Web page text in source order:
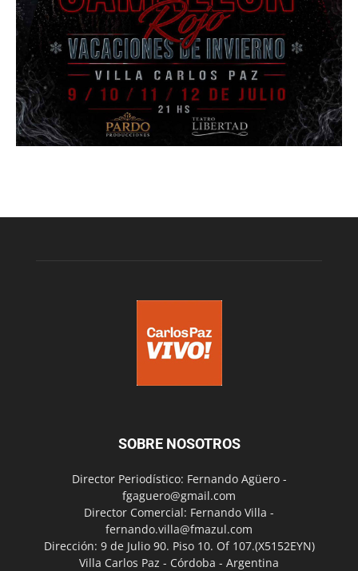
SOBRE NOSOTROS
Director Periodístico: Fernando Agüero -
fgaguero@gmail.com
Director Comercial: Fernando Villa -
fernando.villa@fmazul.com
Dirección: 9 de Julio 90. Piso 10. Of 107.(X5152EYN)
Villa Carlos Paz - Córdoba - Argentina